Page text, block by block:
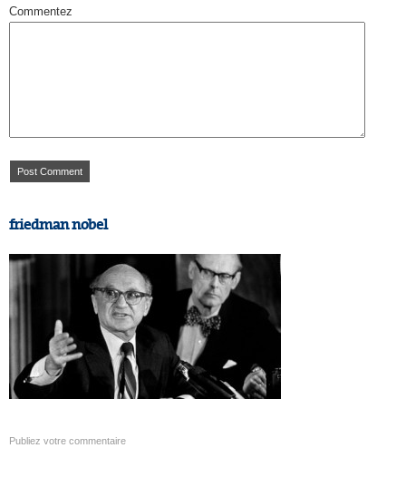
Commentez
friedman nobel
Publiez votre commentaire